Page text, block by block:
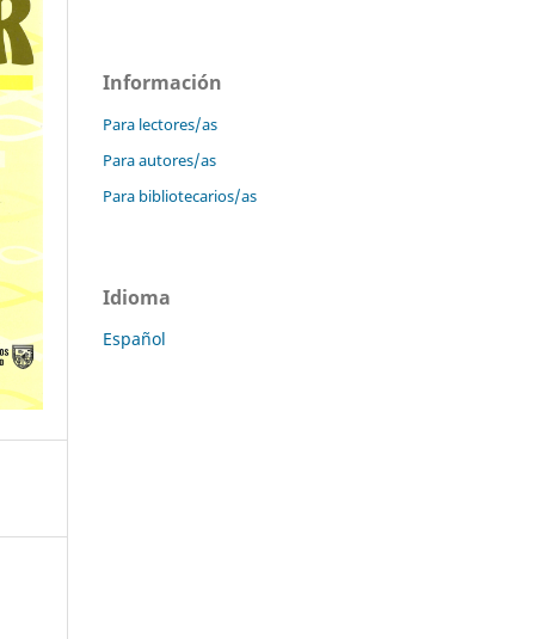
Información
Para lectores/as
Para autores/as
Para bibliotecarios/as
Idioma
Español